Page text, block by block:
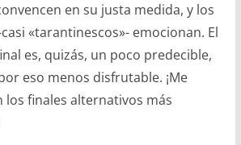
en su justa medida, y los
«tarantinescos»- emocionan. El
es, quizás, un poco predecible,
eso menos disfrutable. ¡Me
los finales alternativos más